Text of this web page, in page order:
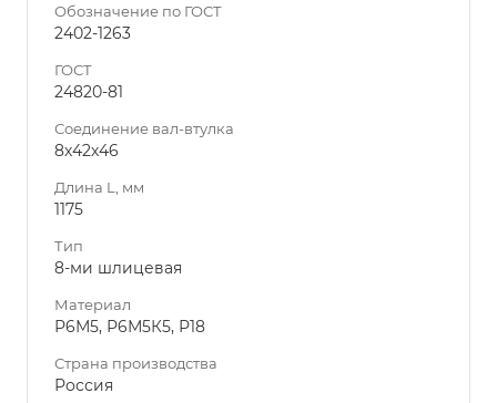
Обозначение по ГОСТ
2402-1263
ГОСТ
24820-81
Соединение вал-втулка
8х42х46
Длина L, мм
1175
Тип
8-ми шлицевая
Материал
Р6М5, Р6М5К5, Р18
Страна производства
Россия